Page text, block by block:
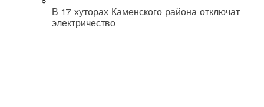
В 17 хуторах Каменского района отключат
электричество